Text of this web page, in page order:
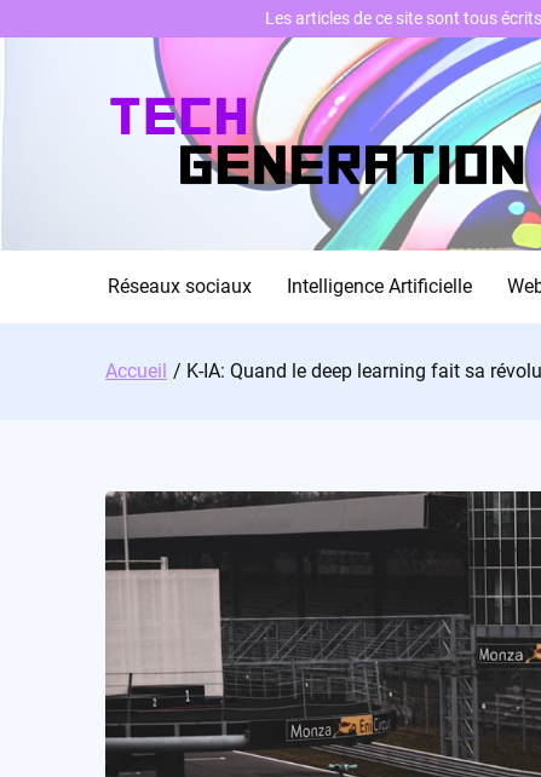
Réseaux sociaux Intelligence Artificielle
Accueil K-IA: Quand le deep learning fait sa
Les articles de ce site sont tous